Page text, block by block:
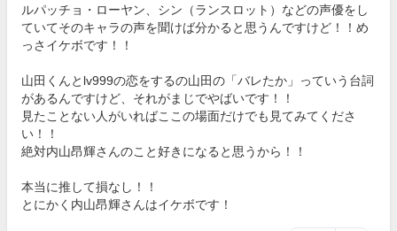
ルパッチョ・ローヤン、シン（ランスロット）などの声優をし
ていてそのキャラの声を聞けば分かると思うんですけど！！め
っさイケボです！！
山田くんとlv999の恋をするの山田の「バレたか」っていう台詞
があるんですけど、それがまじでやばいです！！
見たことない人がいればここの場面だけでも見てみてくださ
い！！
絶対内山昂輝さんのこと好きになると思うから！！
本当に推して損なし！！
とにかく内山昂輝さんはイケボです！